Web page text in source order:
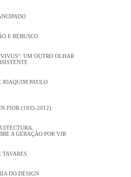
E REBUSCO
UM OUTRO OLHAR
PAULO
FIOR (1935-2012)
A GERAÇÃO POR VIR
TAVARES
DO DESIGN